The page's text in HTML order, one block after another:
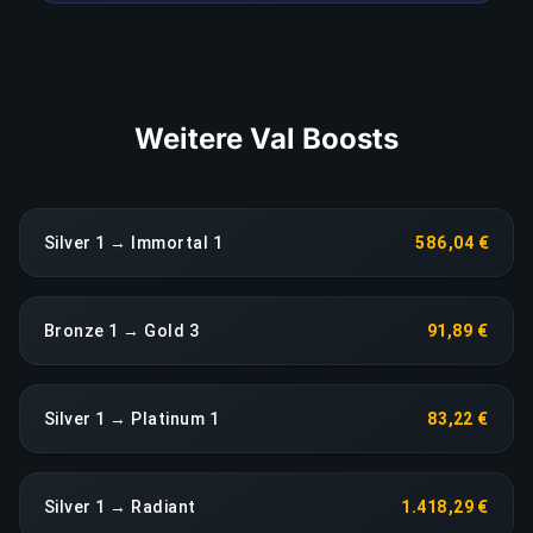
Weitere Val Boosts
Silver 1 → Immortal 1 586,04 €
Bronze 1 → Gold 3 91,89 €
Silver 1 → Platinum 1 83,22 €
Silver 1 → Radiant 1.418,29 €